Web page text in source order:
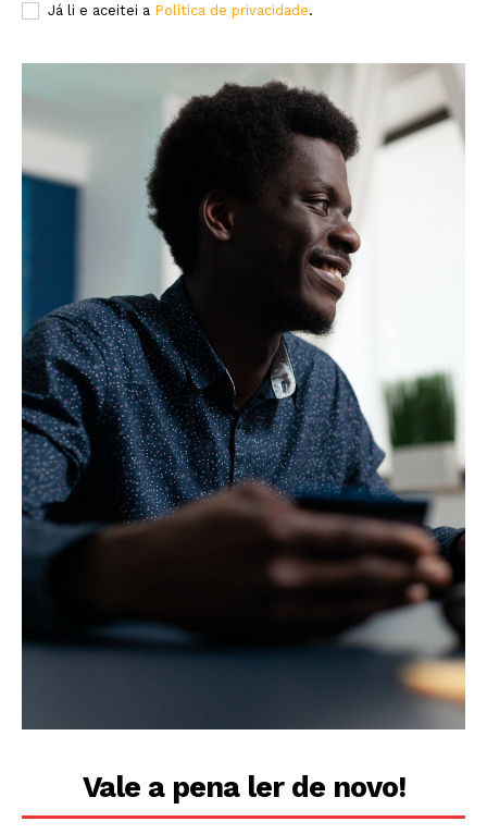
Já li e aceitei a Política de privacidade.
Vale a pena ler de novo!